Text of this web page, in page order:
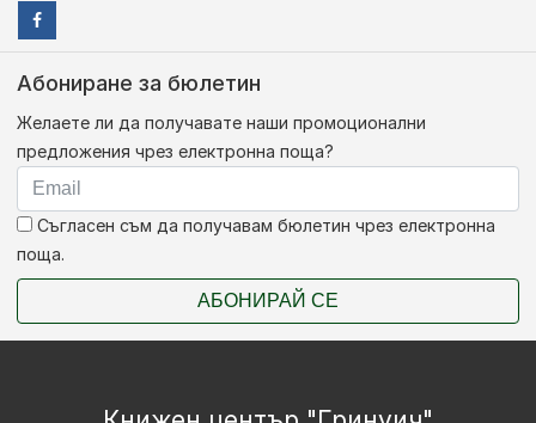
Абониране за бюлетин
Желаете ли да получавате наши промоционални
предложения чрез електронна поща?
Съгласен съм да получавам бюлетин чрез електронна
поща.
АБОНИРАЙ СЕ